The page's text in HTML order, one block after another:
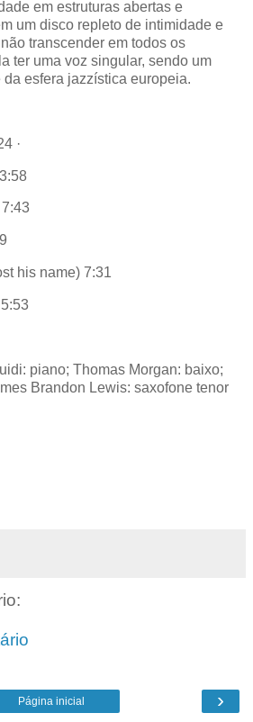
em estruturas abertas e
um disco repleto de intimidade e
transcender em todos os
ter uma voz singular, sendo um
da esfera jazzística europeia.
·
his name) 7:31
piano; Thomas Morgan: baixo;
Brandon Lewis: saxofone tenor
›
Página inicial